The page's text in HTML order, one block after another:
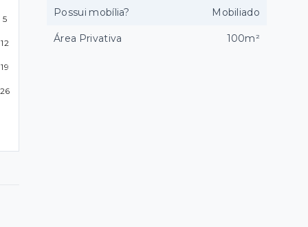
5
12
19
26
Possui mobília? Mobiliado
Área Privativa 100m²